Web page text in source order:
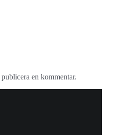
en kommentar.